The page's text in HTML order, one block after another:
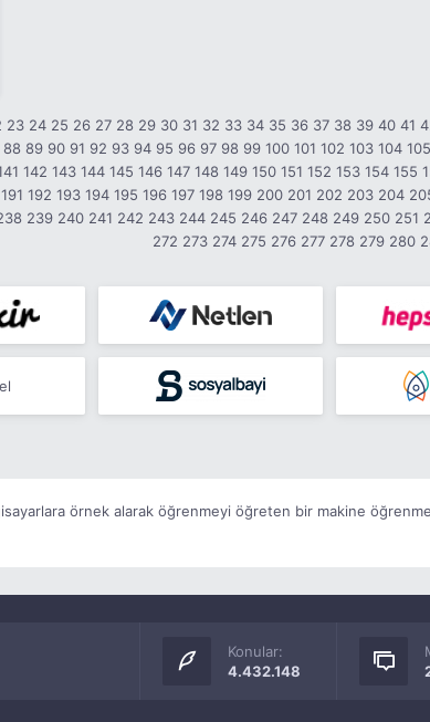
23 24 25 26 27 28 29 30 31 32 33 34 35 36 37 38 39 40 41
88 89 90 91 92 93 94 95 96 97 98 99 100 101 102 103 104 105
142 143 144 145 146 147 148 149 150 151 152 153 154 155
191 192 193 194 195 196 197 198 199 200 201 202 203 204
239 240 241 242 243 244 245 246 247 248 249 250 251
272 273 274 275 276 277 278 279 280
örnek alarak öğrenmeyi öğreten bir makine öğrenme
Konular:
4.432.148